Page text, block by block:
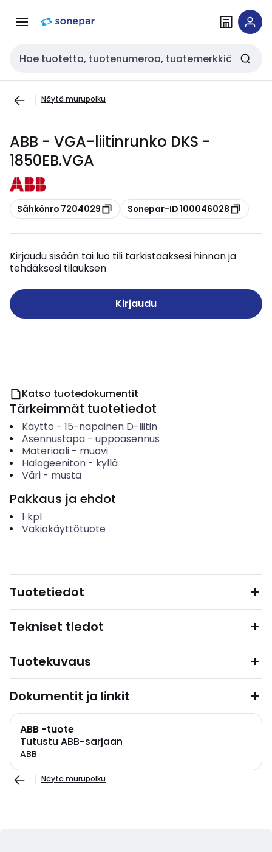
navigointiinsisältöön
Haku
Näytä murupolku
ABB - VGA-liitinrunko DKS -
1850EB.VGA
Kopioi
Sähkönro 7204029 Kopioi
Sonepar-ID 100046028
Kirjaudu sisään tai luo tili tarkistaaksesi hinnan ja
tehdäksesi tilauksen
Kirjaudu
Katso tuotedokumentit
Tärkeimmät tuotetiedot
Käyttö - 15-napainen D-liitin
Asennustapa- uppoasennus
Materiaali- muovi
Halogeeniton- kyllä
Väri- musta
Pakkaus ja ehdot
1 kpl
Vakiokäyttötuote
Tuotetiedot
Tekniset tiedot
Tuotekuvaus
Dokumentit ja linkit
ABB -tuote
Tutustu ABB-sarjaan
ABB
Näytä murupolku